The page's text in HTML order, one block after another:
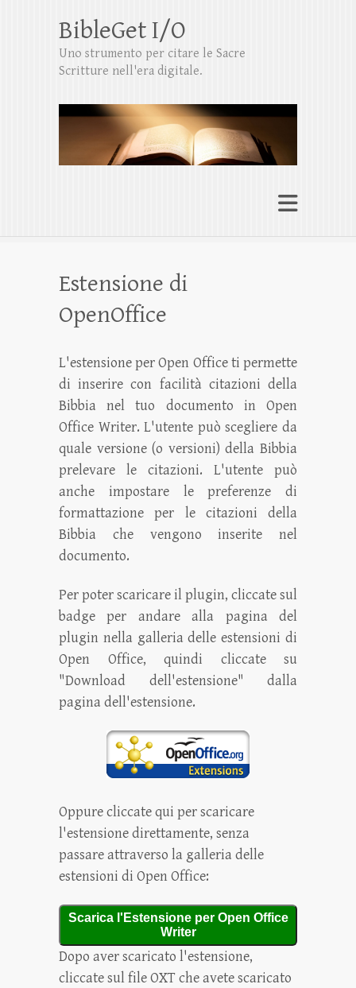
BibleGet I/O
Uno strumento per citare le Sacre
Scritture nell'era digitale.
Estensione di
OpenOffice
L'estensione per Open Office ti permette
di inserire con facilità citazioni della
Bibbia nel tuo documento in Open
Office Writer. L'utente può scegliere da
quale versione (o versioni) della Bibbia
prelevare le citazioni. L'utente può
anche impostare le preferenze di
formattazione per le citazioni della
Bibbia che vengono inserite nel
documento.
Per poter scaricare il plugin, cliccate sul
badge per andare alla pagina del
plugin nella galleria delle estensioni di
Open Office, quindi cliccate su
"Download dell'estensione" dalla
pagina dell'estensione.
Oppure cliccate qui per scaricare
l'estensione direttamente, senza
passare attraverso la galleria delle
estensioni di Open Office:
Scarica l'Estensione per Open Office
Writer
Dopo aver scaricato l'estensione,
cliccate sul file OXT che avete scaricato